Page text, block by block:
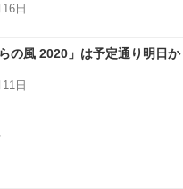
日
らの風 2020」は予定通り明日か
日